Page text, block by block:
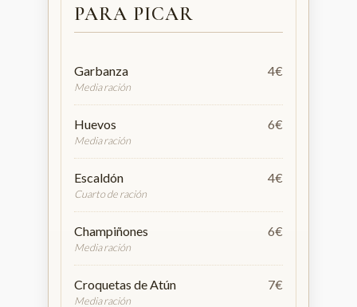
PARA PICAR
Garbanza
Media ración
4€
Huevos
Media ración
6€
Escaldón
Cuarto de ración
4€
Champiñones
Media ración
6€
Croquetas de Atún
Media ración
7€